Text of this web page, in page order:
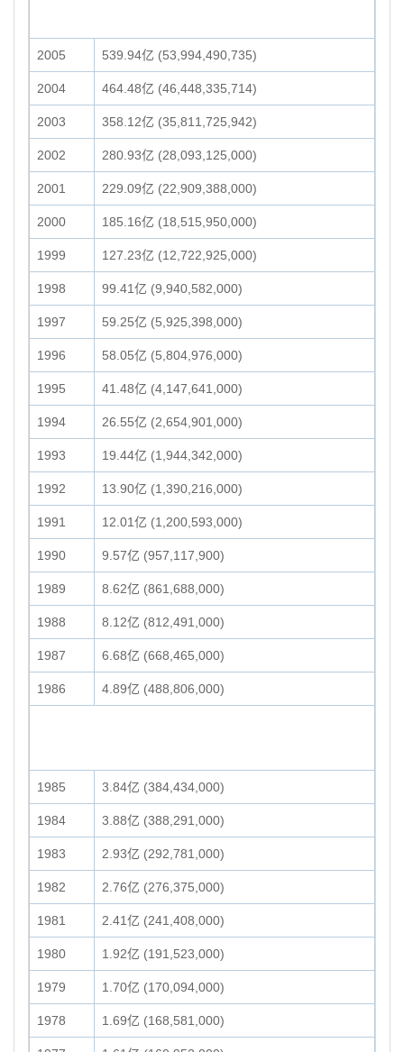
2005 539.94亿 (53,994,490,735)
2004 464.48亿 (46,448,335,714)
2003 358.12亿 (35,811,725,942)
2002 280.93亿 (28,093,125,000)
2001 229.09亿 (22,909,388,000)
2000 185.16亿 (18,515,950,000)
1999 127.23亿 (12,722,925,000)
1998 99.41亿 (9,940,582,000)
1997 59.25亿 (5,925,398,000)
1996 58.05亿 (5,804,976,000)
1995 41.48亿 (4,147,641,000)
1994 26.55亿 (2,654,901,000)
1993 19.44亿 (1,944,342,000)
1992 13.90亿 (1,390,216,000)
1991 12.01亿 (1,200,593,000)
1990 9.57亿 (957,117,900)
1989 8.62亿 (861,688,000)
1988 8.12亿 (812,491,000)
1987 6.68亿 (668,465,000)
1986 4.89亿 (488,806,000)
1985 3.84亿 (384,434,000)
1984 3.88亿 (388,291,000)
1983 2.93亿 (292,781,000)
1982 2.76亿 (276,375,000)
1981 2.41亿 (241,408,000)
1980 1.92亿 (191,523,000)
1979 1.70亿 (170,094,000)
1978 1.69亿 (168,581,000)